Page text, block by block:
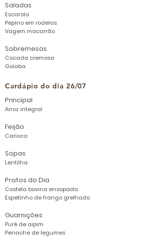
Saladas
Escarola
Pepino em rodelas
Vagem macarrão​
Sobremesas
Cocada cremosa
Goiaba
Cardápio do dia 26/07
Principal
Arroz integral
Feijão
Carioca
Sopas
Lentilha
Pratos do Dia
Costela bovina ensopada
Espetinho de frango grelhado
Guarnições
Purê de aipim
Penache de legumes